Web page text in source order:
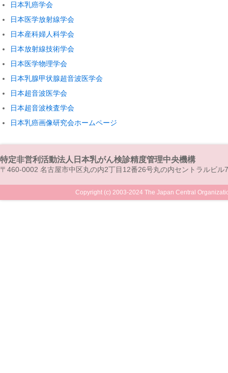
日本乳癌学会
日本医学放射線学会
日本産科婦人科学会
日本放射線技術学会
日本医学物理学会
日本乳腺甲状腺超音波医学会
日本超音波医学会
日本超音波検査学会
日本乳癌画像研究会ホームページ
特定非営利活動法人日本乳がん検診精度管理中央機構
〒460-0002 名古屋市中区丸の内2丁目12番26号丸の内セントラル
Copyright (c) 2003-2024 The Japan Central